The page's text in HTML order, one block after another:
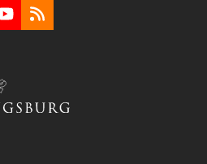
YouTube
RSS